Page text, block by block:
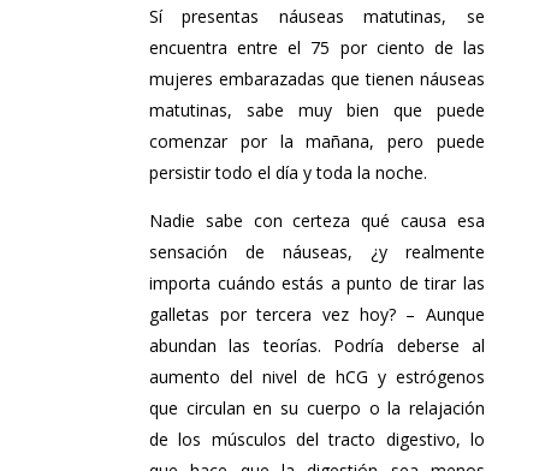
Sí presentas náuseas matutinas, se
encuentra entre el 75 por ciento de las
mujeres embarazadas que tienen náuseas
matutinas, sabe muy bien que puede
comenzar por la mañana, pero puede
persistir todo el día y toda la noche.
Nadie sabe con certeza qué causa esa
sensación de náuseas, ¿y realmente
importa cuándo estás a punto de tirar las
galletas por tercera vez hoy? – Aunque
abundan las teorías. Podría deberse al
aumento del nivel de hCG y estrógenos
que circulan en su cuerpo o la relajación
de los músculos del tracto digestivo, lo